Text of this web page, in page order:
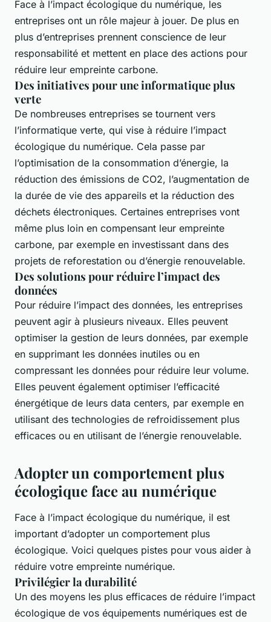
Face à l’impact écologique du numérique, les
entreprises ont un rôle majeur à jouer. De plus en
plus d’entreprises prennent conscience de leur
responsabilité et mettent en place des actions pour
réduire leur empreinte carbone.
Des initiatives pour une informatique plus
verte
De nombreuses entreprises se tournent vers
l’informatique verte, qui vise à réduire l’impact
écologique du numérique. Cela passe par
l’optimisation de la consommation d’énergie, la
réduction des émissions de CO2, l’augmentation de
la durée de vie des appareils et la réduction des
déchets électroniques. Certaines entreprises vont
même plus loin en compensant leur empreinte
carbone, par exemple en investissant dans des
projets de reforestation ou d’énergie renouvelable.
Des solutions pour réduire l’impact des
données
Pour réduire l’impact des données, les entreprises
peuvent agir à plusieurs niveaux. Elles peuvent
optimiser la gestion de leurs données, par exemple
en supprimant les données inutiles ou en
compressant les données pour réduire leur volume.
Elles peuvent également optimiser l’efficacité
énergétique de leurs data centers, par exemple en
utilisant des technologies de refroidissement plus
efficaces ou en utilisant de l’énergie renouvelable.
Adopter un comportement plus
écologique face au numérique
Face à l’impact écologique du numérique, il est
important d’adopter un comportement plus
écologique. Voici quelques pistes pour vous aider à
réduire votre empreinte numérique.
Privilégier la durabilité
Un des moyens les plus efficaces de réduire l’impact
écologique de vos équipements numériques est de